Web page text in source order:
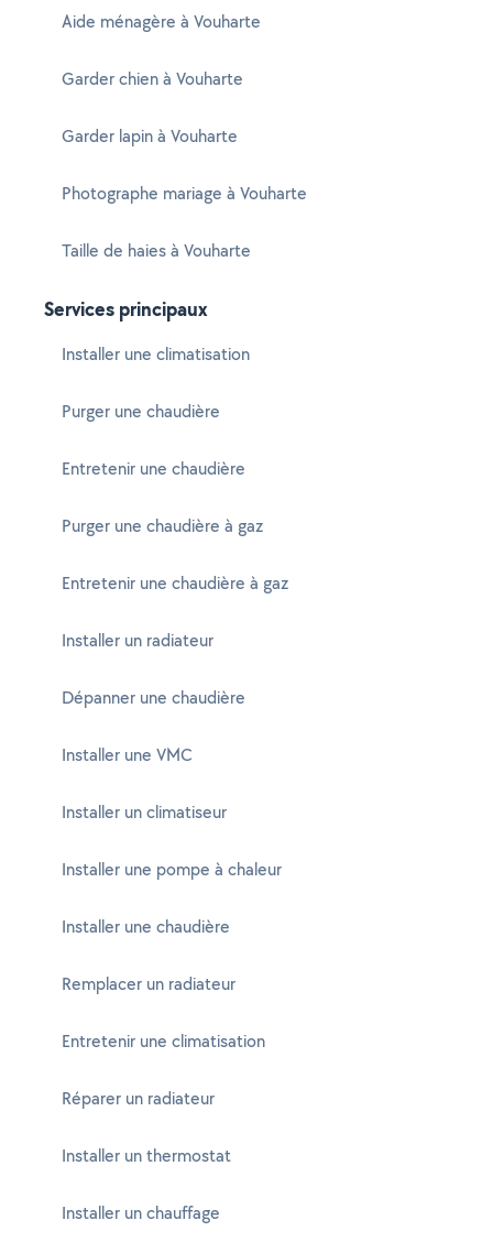
Aide ménagère à Vouharte
Garder chien à Vouharte
Garder lapin à Vouharte
Photographe mariage à Vouharte
Taille de haies à Vouharte
Services principaux
Installer une climatisation
Purger une chaudière
Entretenir une chaudière
Purger une chaudière à gaz
Entretenir une chaudière à gaz
Installer un radiateur
Dépanner une chaudière
Installer une VMC
Installer un climatiseur
Installer une pompe à chaleur
Installer une chaudière
Remplacer un radiateur
Entretenir une climatisation
Réparer un radiateur
Installer un thermostat
Installer un chauffage